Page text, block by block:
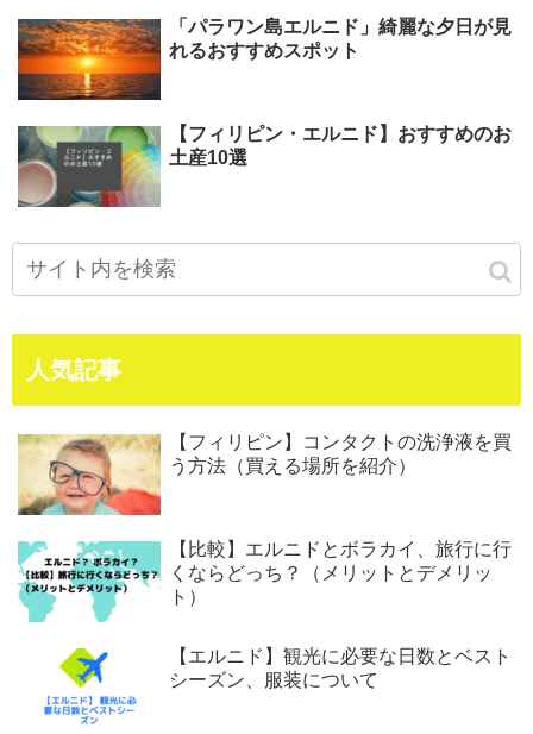
「パラワン島エルニド」綺麗な夕日が見
れるおすすめスポット
【フィリピン・エルニド】おすすめのお
土産10選
人気記事
【フィリピン】コンタクトの洗浄液を買
う方法（買える場所を紹介）
【比較】エルニドとボラカイ、旅行に行
くならどっち？（メリットとデメリッ
ト）
【エルニド】観光に必要な日数とベスト
シーズン、服装について